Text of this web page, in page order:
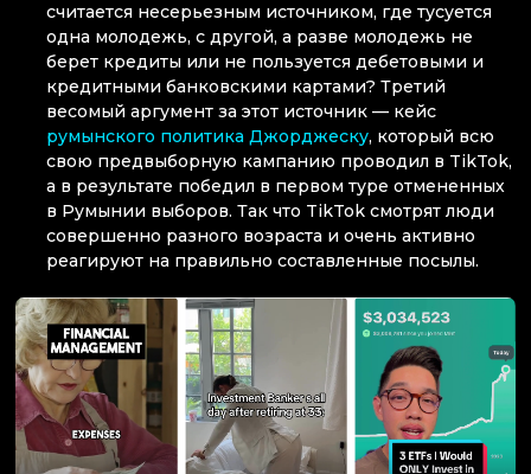
считается несерьезным источником, где тусуется
одна молодежь, с другой, а разве молодежь не
берет кредиты или не пользуется дебетовыми и
кредитными банковскими картами? Третий
весомый аргумент за этот источник — кейс
румынского политика Джорджеску, который всю
свою предвыборную кампанию проводил в TikTok,
а в результате победил в первом туре отмененных
в Румынии выборов. Так что TikTok смотрят люди
совершенно разного возраста и очень активно
реагируют на правильно составленные посылы.